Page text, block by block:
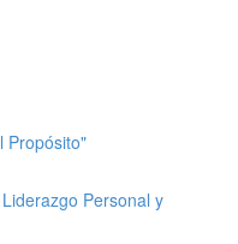
Propósito"
Personal y